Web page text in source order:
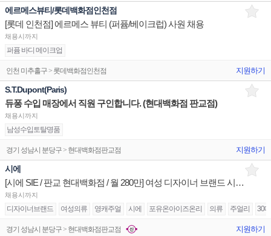
에르메스뷰티/롯데백화점인천점
[롯데 인천점] 에르메스 뷰티 (퍼퓸/베이크럽) 사원 채용
채용시까지
퍼퓸 바디 메이크업
인천 미추홀구 > 롯데백화점인천점 지원하기
S.T.Dupont(Paris)
듀퐁 수입 매장에서 직원 구인합니다. (현대백화점 판교점)
채용시까지
남성수입토탈명품
경기 성남시 분당구 > 현대백화점판교점 지원하기
시에
[시에 SIE / 판교 현대백화점 / 월 280만] 여성 디자이너 브랜드 시니어,주니어 구인
채용시까지
디자이너브랜드 여성의류 영캐주얼 시에 포유온아이즈온리 의류 주얼리 30대
경기 성남시 분당구 > 현대백화점판교점 지원하기